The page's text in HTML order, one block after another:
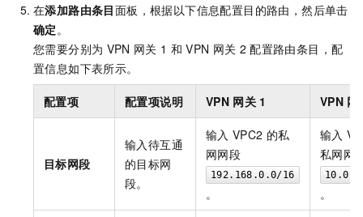
在添加路由条目面板，根据以下信息配置目的路由，然后单击
确定 。
您需要分别为 VPN 网关 1 和 VPN 网关 2 配置路由条目，配
置信息如下表所示。
配置项 配置项说明 VPN 网关 1 VPN 网
目标网段
输入待互通
的目标网
段。
输入 VPC2 的私
网网段
192.168.0.0/16
。
输入
私网网
。